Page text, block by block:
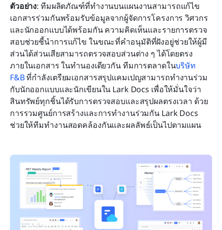
ตัวอย่าง: ทีมผลิตภัณฑ์ที่ทำงานบนแผนงานสามารถแก้ไข
เอกสารร่วมกันพร้อมรับข้อมูลจากผู้จัดการโครงการ วิศวกร
และนักออกแบบได้พร้อมกัน ความคิดเห็นและรายการตรวจ
สอบช่วยชี้นำการแก้ไข ในขณะที่คำอนุมัติที่ฝังอยู่ช่วยให้ผู้มี
ส่วนได้ส่วนเสียสามารถตรวจสอบส่วนต่าง ๆ ได้โดยตรง
ภายในเอกสาร ในทำนองเดียวกัน ทีมการตลาดในบริษัท
F&B ที่กำลังเตรียมเอกสารสรุปแคมเปญสามารถทำงานร่วม
กับนักออกแบบและนักเขียนใน Lark Docs เพื่อให้มั่นใจว่า
สินทรัพย์ทุกชิ้นได้รับการตรวจสอบและสรุปผลตรงเวลา ด้วย
การรวมศูนย์การสร้างและการทำงานร่วมกัน Lark Docs
ช่วยให้ทีมทำงานสอดคล้องกันและผลลัพธ์เป็นไปตามแผน